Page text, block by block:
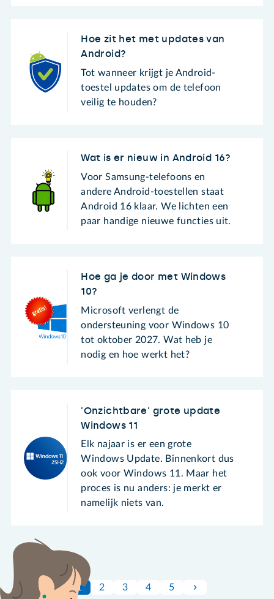
Hoe zit het met updates van
Android?
Tot wanneer krijgt je Android-
toestel updates om de telefoon
veilig te houden?
Wat is er nieuw in Android 16?
Voor Samsung-telefoons en
andere Android-toestellen staat
Android 16 klaar. We lichten een
paar handige nieuwe functies uit.
Hoe ga je door met Windows
10?
Microsoft verlengt de
ondersteuning voor Windows 10
tot oktober 2027. Wat heb je
nodig en hoe werkt het?
'Onzichtbare' grote update
Windows 11
Elk najaar is er een grote
Windows Update. Binnenkort dus
ook voor Windows 11. Maar het
proces is nu anders: je merkt er
namelijk niets van.
1 2 3 4 5